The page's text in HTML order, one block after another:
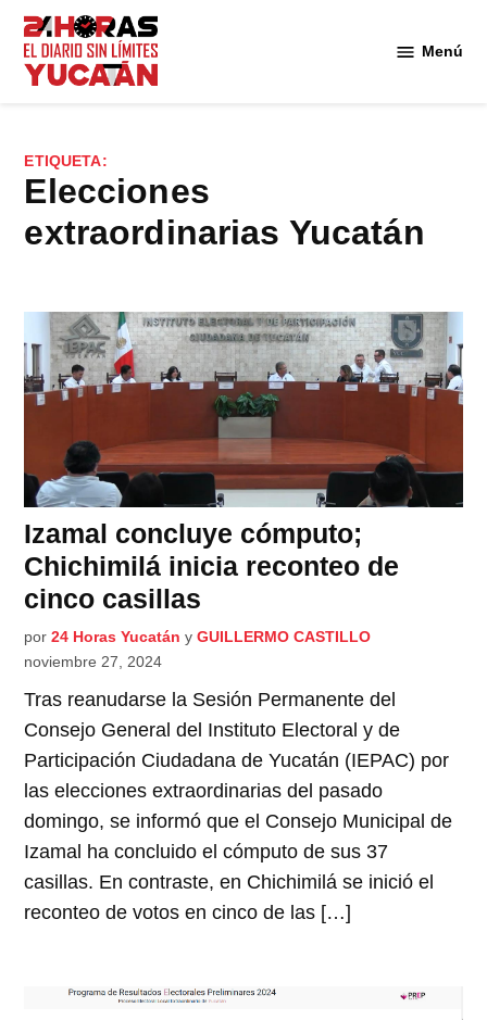
Saltar
contenido
Menú
ETIQUETA:
Elecciones
extraordinarias Yucatán
Izamal concluye cómputo;
Chichimilá inicia reconteo de
cinco casillas
por 24 Horas Yucatán yGUILLERMO CASTILLO
noviembre 27, 2024
Tras reanudarse la Sesión Permanente del
Consejo General del Instituto Electoral y de
Participación Ciudadana de Yucatán (IEPAC) por
las elecciones extraordinarias del pasado
domingo, se informó que el Consejo Municipal de
Izamal ha concluido el cómputo de sus 37
casillas. En contraste, en Chichimilá se inició el
reconteo de votos en cinco de las […]